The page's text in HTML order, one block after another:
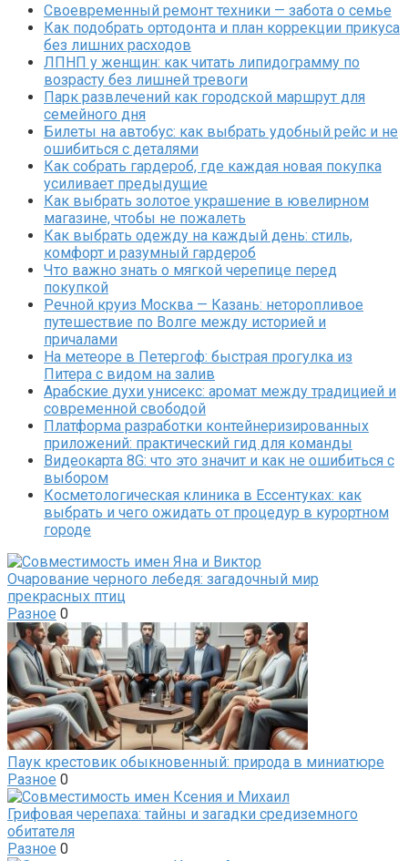
Своевременный ремонт техники — забота о семье
Как подобрать ортодонта и план коррекции прикуса
без лишних расходов
ЛПНП у женщин: как читать липидограмму по
возрасту без лишней тревоги
Парк развлечений как городской маршрут для
семейного дня
Билеты на автобус: как выбрать удобный рейс и не
ошибиться с деталями
Как собрать гардероб, где каждая новая покупка
усиливает предыдущие
Как выбрать золотое украшение в ювелирном
магазине, чтобы не пожалеть
Как выбрать одежду на каждый день: стиль,
комфорт и разумный гардероб
Что важно знать о мягкой черепице перед
покупкой
Речной круиз Москва — Казань: неторопливое
путешествие по Волге между историей и
причалами
На метеоре в Петергоф: быстрая прогулка из
Питера с видом на залив
Арабские духи унисекс: аромат между традицией и
современной свободой
Платформа разработки контейнеризированных
приложений: практический гид для команды
Видеокарта 8G: что это значит и как не ошибиться с
выбором
Косметологическая клиника в Ессентуках: как
выбрать и чего ожидать от процедур в курортном
городе
Очарование черного лебедя: загадочный мир
прекрасных птиц
Разное 0
Паук крестовик обыкновенный: природа в миниатюре
Разное 0
Грифовая черепаха: тайны и загадки средиземного
обитателя
Разное 0